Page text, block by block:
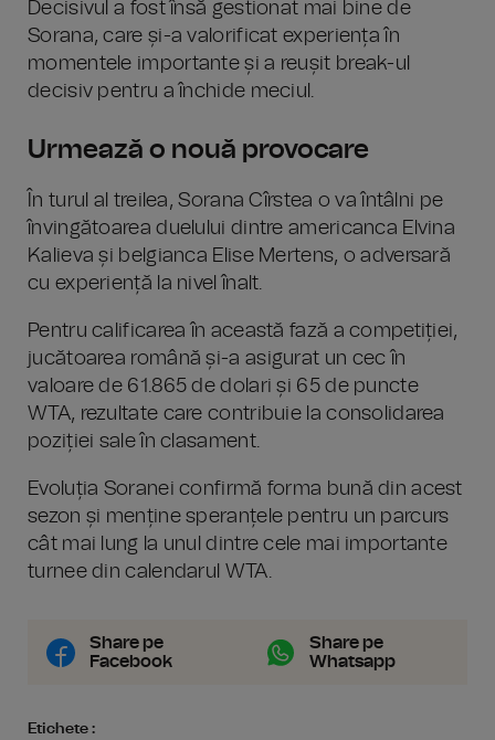
Decisivul a fost însă gestionat mai bine de
Sorana, care și-a valorificat experiența în
momentele importante și a reușit break-ul
decisiv pentru a închide meciul.
Urmează o nouă provocare
În turul al treilea, Sorana Cîrstea o va întâlni pe
învingătoarea duelului dintre americanca Elvina
Kalieva și belgianca Elise Mertens, o adversară
cu experiență la nivel înalt.
Pentru calificarea în această fază a competiției,
jucătoarea română și-a asigurat un cec în
valoare de 61.865 de dolari și 65 de puncte
WTA, rezultate care contribuie la consolidarea
poziției sale în clasament.
Evoluția Soranei confirmă forma bună din acest
sezon și menține speranțele pentru un parcurs
cât mai lung la unul dintre cele mai importante
turnee din calendarul WTA.
Share pe
Facebook
Share pe
Whatsapp
Etichete :